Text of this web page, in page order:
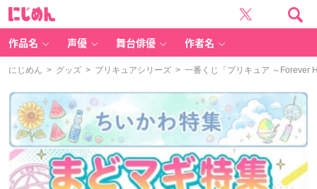
作品名 声優 舞台俳優 作者名
にじめん > グッズ > プリキュアシリーズ > 一番くじ「プリキュア ～Forever